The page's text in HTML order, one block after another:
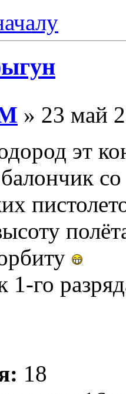
» 23 май
эт
балончик
1-го
18